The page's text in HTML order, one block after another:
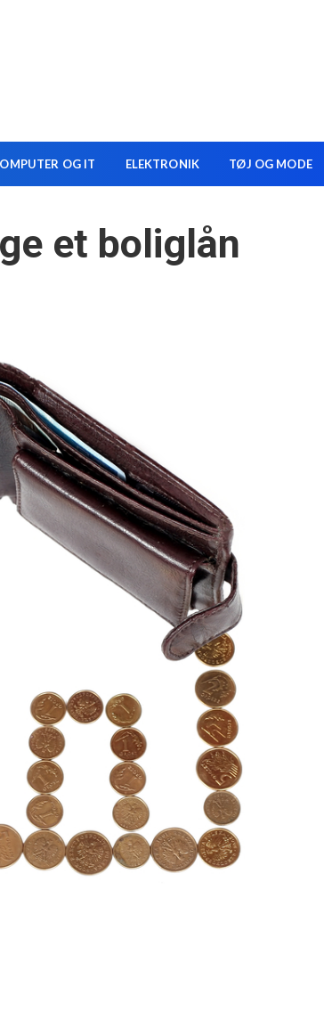
OG IT ELEKTRONIK TØJ OG MODE
et boliglån